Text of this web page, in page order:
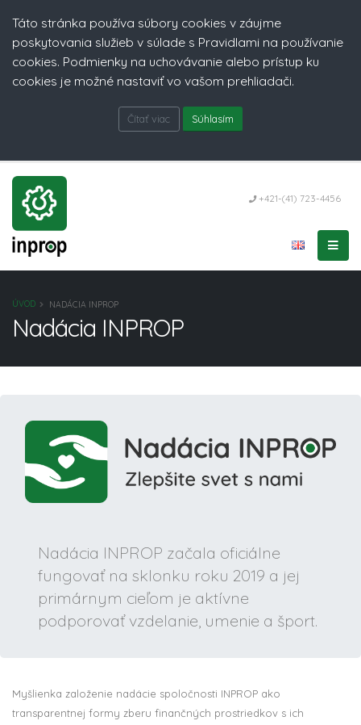
Táto stránka používa súbory cookies v záujme
poskytovania služieb v súlade s Pravidlami na používanie
cookies. Podmienky na uchovávanie alebo prístup ku
cookies je možné nastaviť vo vašom prehliadači.
Čítať viac Súhlasím
+421-(41) 723-4456
ÚVOD NADÁCIA INPROP
Nadácia INPROP
Nadácia INPROP začala oficiálne
fungovať na sklonku roku 2019 a jej
primárnym cieľom je aktívne
podporovať vzdelanie, umenie a šport.
Myšlienka založenie nadácie spoločnosti INPROP ako
transparentnej formy zberu finančných prostriedkov s ich